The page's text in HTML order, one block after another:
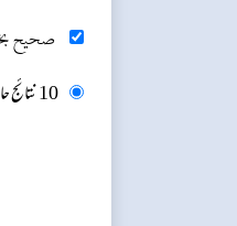
صحیح
10 نتائج حاصل کریں